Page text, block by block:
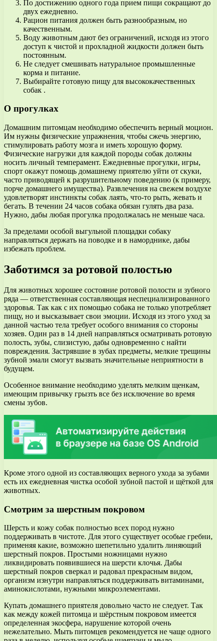
По достижению одного года прием пищи сокращают до
двух ежедневно.
Рацион питания должен быть разнообразным, но
качественным.
Воду животным дают без ограничений, исходя из этого
доступ к чистой и прохладной жидкости должен быть
постоянным.
Не следует смешивать натуральное промышленные
корма и питание.
Выбирайте готовую пищу для высококачественных
собак .
О прогулках
Домашним питомцам необходимо обеспечить верный моцион.
Им нужны физические упражнения, чтобы сжечь энергию,
стимулировать работу мозга и иметь хорошую форму.
Физические нагрузки для каждой породы собак должны
носить личный темперамент. Ежедневные прогулки, игры,
спорт окажут помощь домашнему приятелю уйти от скуки,
часто приводящей к разрушительному поведению (к примеру,
порче домашнего имущества). Развлечения на свежем воздухе
удовлетворят инстинкты собак лаять, что-то рыть, жевать и
бегать. В течении 24 часов собака обязан гулять два раза.
Нужно, дабы любая прогулка продолжалась не меньше часа.
За пределами особой выгульной площадки собаку
направляться держать на поводке и в наморднике, дабы
избежать проблем.
Заботимся за ротовой полостью
Для животных хорошее состояние ротовой полости и зубного
ряда — ответственная составляющая неспециализированного
здоровья. Так как с их помощью собака не только употребляет
пищу, но и высказывает свои эмоции. Исходя из этого уход за
данной частью тела требует особого внимания со стороны
хозяев. Один раз в 14 дней направляться осматривать ротовую
полость, зубы, слизистую, дабы одновременно с найти
повреждения. Застрявшие в зубах предметы, мелкие трещины
зубной эмали смогут вызвать значительные неприятности в
будущем.
Особенное внимание необходимо уделять мелким щенкам,
имеющим привычку грызть все без исключение во время
смены зубов.
Кроме этого одной из составляющих верного ухода за зубами
есть их ежедневная чистка особой зубной пастой и щёткой для
животных.
Смотрим за шерстным покровом
Шерсть и кожу собак полностью всех пород нужно
поддерживать в чистоте. Для этого существует особые гребни,
применяя какие, возможно шепетильно удалить линяющий
шерстный покров. Простыми ножницами нужно
ликвидировать появившиеся на шерсти клочья. Дабы
шерстный покров сверкал и радовал прекрасным видом,
организм изнутри направляться поддерживать витаминами,
аминокислотами, нужными микроэлементами.
Купать домашнего приятеля довольно часто не следует. Так
как между кожей питомца и шёрстным покровом имеется
определенная экосфера, нарушение которой очень
нежелательно. Мыть питомцев рекомендуется не чаще одного